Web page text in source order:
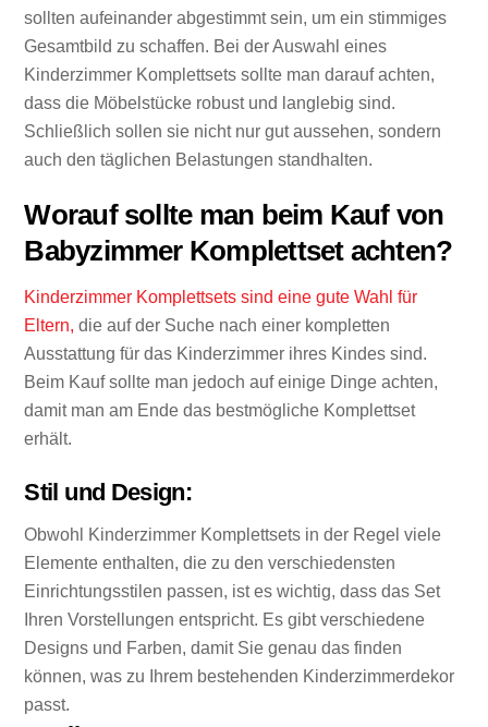
sollten aufeinander abgestimmt sein, um ein stimmiges
Gesamtbild zu schaffen. Bei der Auswahl eines
Kinderzimmer Komplettsets sollte man darauf achten,
dass die Möbelstücke robust und langlebig sind.
Schließlich sollen sie nicht nur gut aussehen, sondern
auch den täglichen Belastungen standhalten.
Worauf sollte man beim Kauf von
Babyzimmer Komplettset achten?
Kinderzimmer Komplettsets sind eine gute Wahl für
Eltern, die auf der Suche nach einer kompletten
Ausstattung für das Kinderzimmer ihres Kindes sind.
Beim Kauf sollte man jedoch auf einige Dinge achten,
damit man am Ende das bestmögliche Komplettset
erhält.
Stil und Design:
Obwohl Kinderzimmer Komplettsets in der Regel viele
Elemente enthalten, die zu den verschiedensten
Einrichtungsstilen passen, ist es wichtig, dass das Set
Ihren Vorstellungen entspricht. Es gibt verschiedene
Designs und Farben, damit Sie genau das finden
können, was zu Ihrem bestehenden Kinderzimmerdekor
passt.